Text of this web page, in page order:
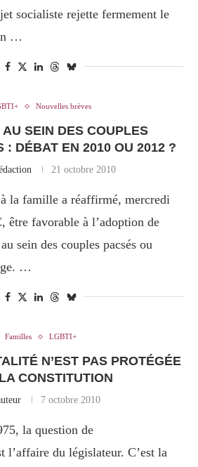
socialiste rejette fermement le
…
Nouvelles brèves
SEIN DES COUPLES
: DÉBAT EN 2010 OU 2012 ?
21 octobre 2010
la famille a réaffirmé, mercredi
être favorable à l’adoption de
sein des couples pacsés ou
…
Familles LGBTI+
N’EST PAS PROTÉGÉE
CONSTITUTION
7 octobre 2010
la question de
l’affaire du législateur. C’est la